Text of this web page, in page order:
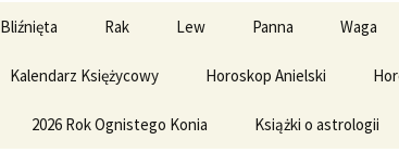
Bliźnięta Rak Lew Panna Waga
Kalendarz Księżycowy Horoskop Anielski
2026 Rok Ognistego Konia Książki o astrologii